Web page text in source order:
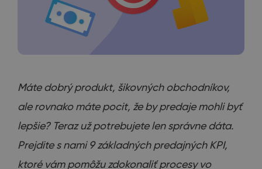
Máte dobrý produkt, šikovných obchodníkov,
ale rovnako máte pocit, že by predaje mohli byť
lepšie? Teraz už potrebujete len správne dáta.
Prejdite s nami 9 základných predajných KPI,
ktoré vám pomôžu zdokonaliť procesy vo